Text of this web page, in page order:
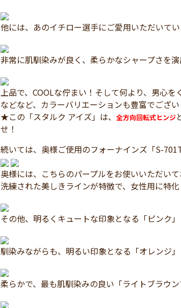
他には、あのイチロー選手にご愛用いただいてい
非常に肌馴染みが良く、柔らかなシャープさを
上品で、COOLな佇まい！そして何より、男心
などなど、カラーバリエーションも豊富でござ
★この「スタルク アイズ」は、 全方向回転式ヒンジ
せ！
続いては、奥様ご使用のフォーナインズ「S-
奥様には、こちらのパープルをお使いいただいて
洗練された美しきラインが特徴で、女性用に特
その他、明るくキュートな印象となる「ピンク」
馴染みながらも、明るい印象となる「オレンジ」
柔らかで、最も肌馴染みの良い「ライトブラウン